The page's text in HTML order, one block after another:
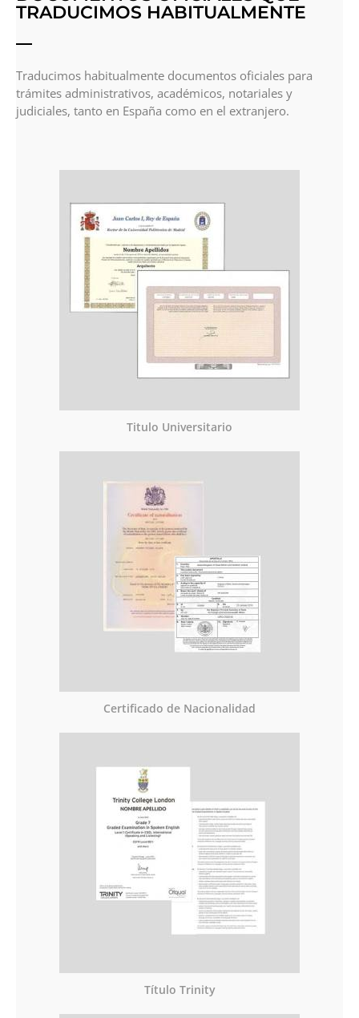
TRADUCIMOS HABITUALMENTE
Traducimos habitualmente documentos oficiales para
trámites administrativos, académicos, notariales y
judiciales, tanto en España como en el extranjero.
Titulo Universitario
Certificado de Nacionalidad
Título Trinity